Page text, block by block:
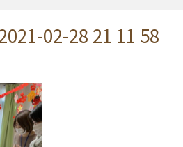
02-28 21 11 58